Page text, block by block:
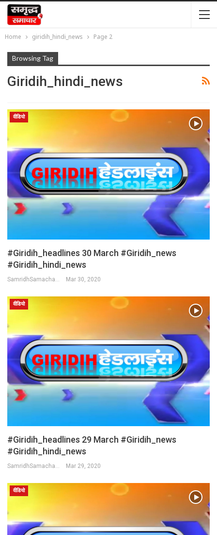
Home giridih_hindi_news Page 2
Browsing Tag
Giridih_hindi_news
वीडियो
#Giridih_headlines 30 March #Giridih_news
#giridih_hindi_news
Mar 30, 2020
वीडियो
#Giridih_headlines 29 March #Giridih_news
#giridih_hindi_news
SamridhSamachar Desk Mar 29, 2020
वीडियो